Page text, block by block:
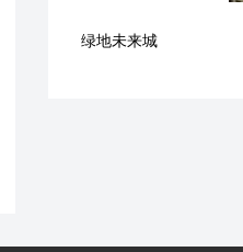
绿地未来城